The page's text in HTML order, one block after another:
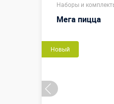
Больше
Наборы и
Мега пицца
Новый